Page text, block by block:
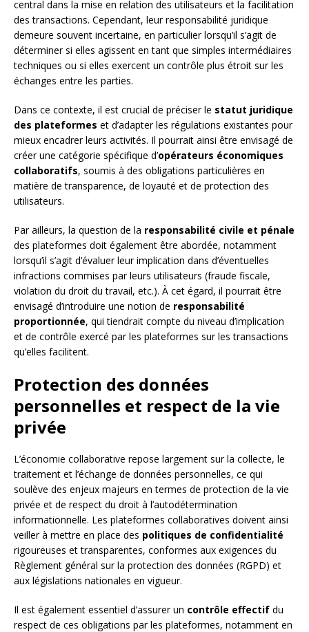
central dans la mise en relation des utilisateurs et la facilitation
des transactions. Cependant, leur responsabilité juridique
demeure souvent incertaine, en particulier lorsqu’il s’agit de
déterminer si elles agissent en tant que simples intermédiaires
techniques ou si elles exercent un contrôle plus étroit sur les
échanges entre les parties.
Dans ce contexte, il est crucial de préciser le statut juridique
des plateformes et d’adapter les régulations existantes pour
mieux encadrer leurs activités. Il pourrait ainsi être envisagé de
créer une catégorie spécifique d’opérateurs économiques
collaboratifs, soumis à des obligations particulières en
matière de transparence, de loyauté et de protection des
utilisateurs.
Par ailleurs, la question de la responsabilité civile et pénale
des plateformes doit également être abordée, notamment
lorsqu’il s’agit d’évaluer leur implication dans d’éventuelles
infractions commises par leurs utilisateurs (fraude fiscale,
violation du droit du travail, etc.). À cet égard, il pourrait être
envisagé d’introduire une notion de responsabilité
proportionnée, qui tiendrait compte du niveau d’implication
et de contrôle exercé par les plateformes sur les transactions
qu’elles facilitent.
Protection des données
personnelles et respect de la vie
privée
L’économie collaborative repose largement sur la collecte, le
traitement et l’échange de données personnelles, ce qui
soulève des enjeux majeurs en termes de protection de la vie
privée et de respect du droit à l’autodétermination
informationnelle. Les plateformes collaboratives doivent ainsi
veiller à mettre en place des politiques de confidentialité
rigoureuses et transparentes, conformes aux exigences du
Règlement général sur la protection des données (RGPD) et
aux législations nationales en vigueur.
Il est également essentiel d’assurer un contrôle effectif du
respect de ces obligations par les plateformes, notamment en